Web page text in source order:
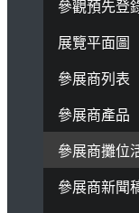
參觀預先登
展覽平面圖
參展商列表
參展商產品
參展商攤位
參展商新聞